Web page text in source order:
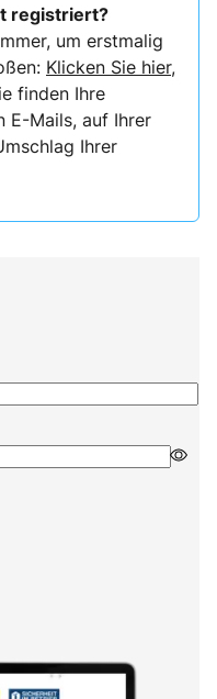
registriert?
um erstmalig
Klicken Sie hier,
finden Ihre
E-Mails, auf Ihrer
Ihrer